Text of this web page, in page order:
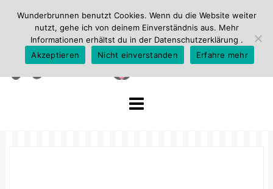
Wunderbrunnen benutzt Cookies. Wenn du die Website weiter
nutzt, gehe ich von deinem Einverständnis aus. Mehr
Informationen erhältst du in der Datenschutzerklärung .
Akzeptieren
Nicht einverstanden Erfahre mehr